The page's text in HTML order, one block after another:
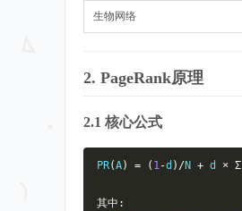
生物网络
2. PageRank原理
2.1 核心公式
PR(A) = ( 1-d )/N + d ×
其中: